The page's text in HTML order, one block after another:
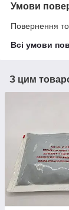
Умови
Повернення
Всі умови
З цим